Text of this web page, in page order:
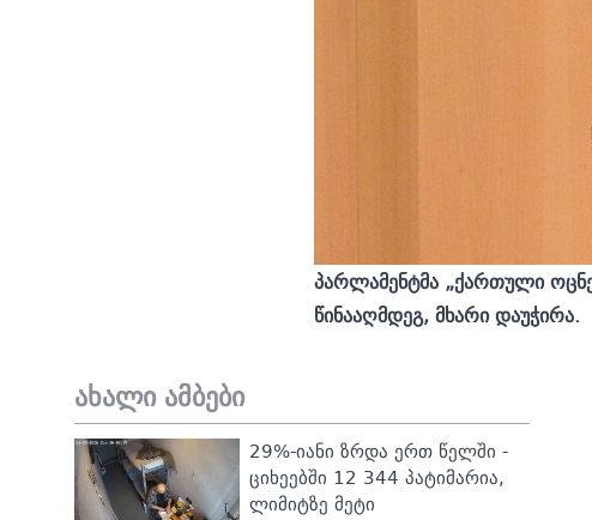
პარლამენტმა „ქართული
წინააღმდეგ, მხარი დაუჭირა.
ახალი ამბები
29%-იანი ზრდა ერთ წელში -
ციხეებში 12 344 პატიმარია,
ლიმიტზე მეტი